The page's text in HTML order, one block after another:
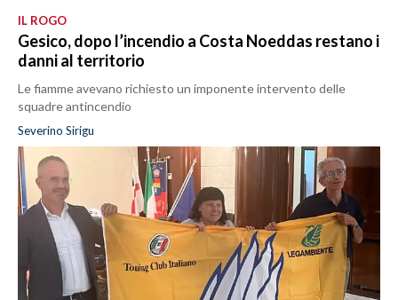
IL ROGO
Gesico, dopo l’incendio a Costa Noeddas restano i
danni al territorio
Le fiamme avevano richiesto un imponente intervento delle
squadre antincendio
Severino Sirigu